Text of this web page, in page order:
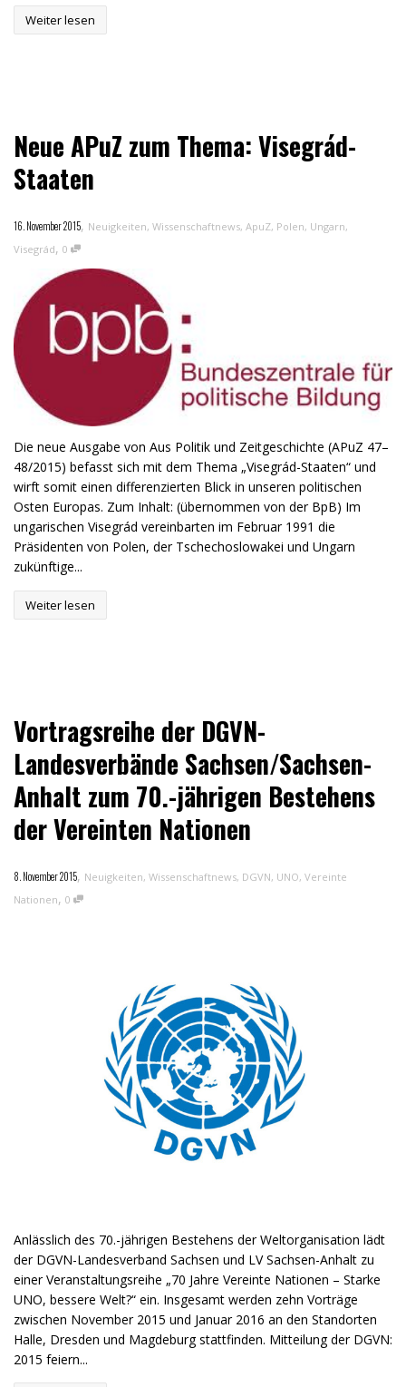
Weiter lesen
Neue APuZ zum Thema: Visegrád-
Staaten
16. November 2015, Neuigkeiten, Wissenschaftnews, ApuZ, Polen, Ungarn,
Visegrád, 0
Die neue Ausgabe von Aus Politik und Zeitgeschichte (APuZ 47–
48/2015) befasst sich mit dem Thema „Visegrád-Staaten“ und
wirft somit einen differenzierten Blick in unseren politischen
Osten Europas. Zum Inhalt: (übernommen von der BpB) Im
ungarischen Visegrád vereinbarten im Februar 1991 die
Präsidenten von Polen, der Tschechoslowakei und Ungarn
zukünftige...
Weiter lesen
Vortragsreihe der DGVN-
Landesverbände Sachsen/Sachsen-
Anhalt zum 70.-jährigen Bestehens
der Vereinten Nationen
8. November 2015, Neuigkeiten, Wissenschaftnews, DGVN, UNO, Vereinte
Nationen, 0
Anlässlich des 70.-jährigen Bestehens der Weltorganisation lädt
der DGVN-Landesverband Sachsen und LV Sachsen-Anhalt zu
einer Veranstaltungsreihe „70 Jahre Vereinte Nationen – Starke
UNO, bessere Welt?“ ein. Insgesamt werden zehn Vorträge
zwischen November 2015 und Januar 2016 an den Standorten
Halle, Dresden und Magdeburg stattfinden. Mitteilung der DGVN:
2015 feiern...